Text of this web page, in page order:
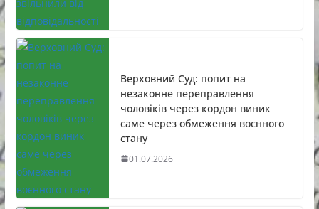
Верховний Суд: попит на
незаконне переправлення
чоловіків через кордон виник
саме через обмеження воєнного
стану
01.07.2026